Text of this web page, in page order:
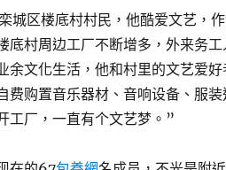
城区楼底村村民，他酷爱文艺，
底村周边工厂不断增多，外来务
文化生活，他和村里的文艺爱好
费购置音乐器材、音响设备、服
工厂，一直有个文艺梦。”